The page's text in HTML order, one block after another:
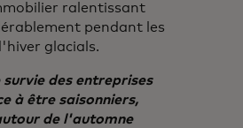
ralentissant
pendant les
glacials.
survie des entreprises
à être saisonniers,
de l'automne